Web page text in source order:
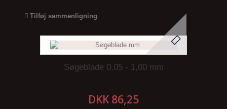
Tilføj sammenligning
Søgeblade 0,05 - 1,00 mm
DKK 86,25